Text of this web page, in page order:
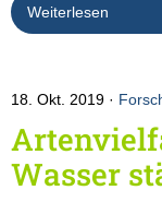
Weiterlesen
18. Okt. 2019
Wasser